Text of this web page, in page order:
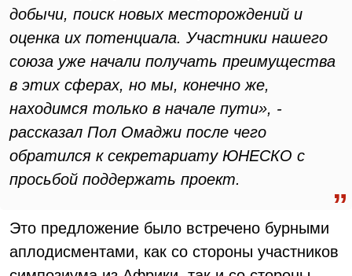
добычи, поиск новых месторождений и
оценка их потенциала. Участники нашего
союза уже начали получать преимущества
в этих сферах, но мы, конечно же,
находимся только в начале пути», -
рассказал Пол Омаджи после чего
обратился к секретариату ЮНЕСКО с
просьбой поддержать проект.
Это предложение было встречено бурными
аплодисментами, как со стороны участников